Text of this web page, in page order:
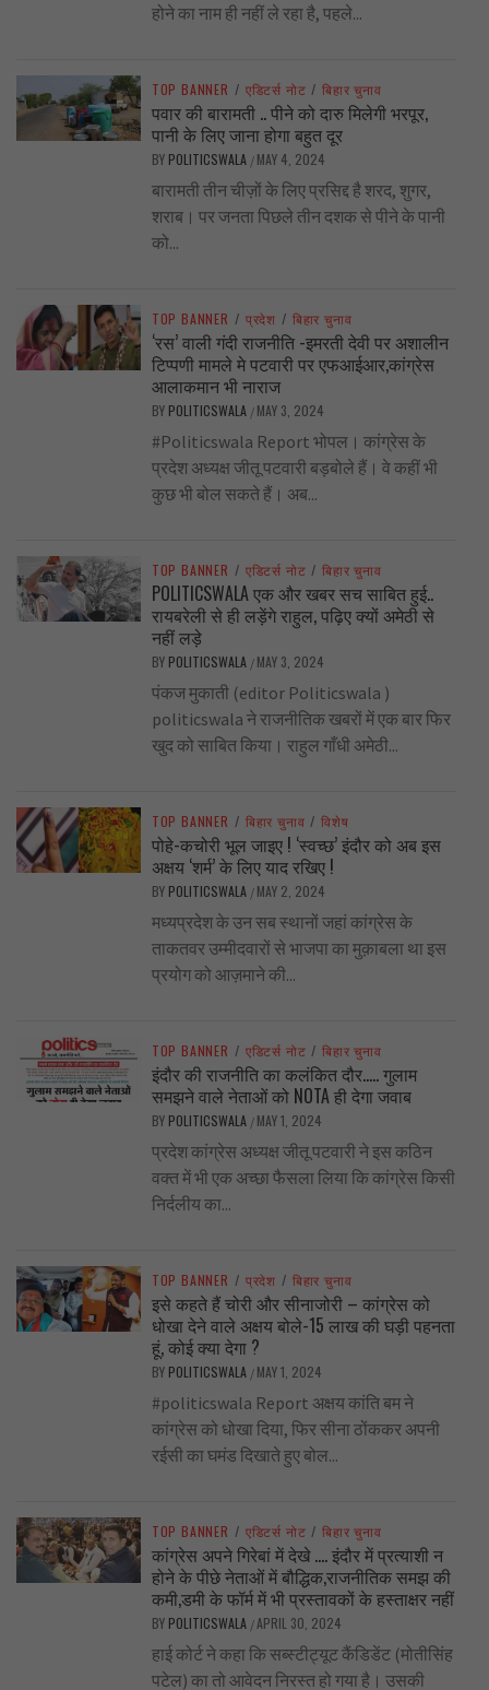
होने का नाम ही नहीं ले रहा है, पहले...
TOP BANNER / एडिटर्स नोट / बिहार चुनाव
पवार की बारामती .. पीने को दारु मिलेगी भरपूर,
पानी के लिए जाना होगा बहुत दूर
BY POLITICSWALA / MAY 4, 2024
बारामती तीन चीज़ों के लिए प्रसिद्द है शरद, शुगर,
शराब। पर जनता पिछले तीन दशक से पीने के पानी
को...
TOP BANNER / प्रदेश / बिहार चुनाव
‘रस’ वाली गंदी राजनीति -इमरती देवी पर अशालीन
टिप्पणी मामले मे पटवारी पर एफआईआर,कांग्रेस
आलाकमान भी नाराज
BY POLITICSWALA / MAY 3, 2024
#Politicswala Report भोपल। कांग्रेस के
प्रदेश अध्यक्ष जीतू पटवारी बड़बोले हैं। वे कहीं भी
कुछ भी बोल सकते हैं। अब...
TOP BANNER / एडिटर्स नोट / बिहार चुनाव
POLITICSWALA एक और खबर सच साबित हुई..
रायबरेली से ही लड़ेंगे राहुल, पढ़िए क्यों अमेठी से
नहीं लड़े
BY POLITICSWALA / MAY 3, 2024
पंकज मुकाती (editor Politicswala )
politicswala ने राजनीतिक खबरों में एक बार फिर
खुद को साबित किया। राहुल गाँधी अमेठी...
TOP BANNER / बिहार चुनाव / विशेष
पोहे-कचोरी भूल जाइए ! ‘स्वच्छ’ इंदौर को अब इस
अक्षय ‘शर्म’ के लिए याद रखिए !
BY POLITICSWALA / MAY 2, 2024
मध्यप्रदेश के उन सब स्थानों जहां कांग्रेस के
ताकतवर उम्मीदवारों से भाजपा का मुक़ाबला था इस
प्रयोग को आज़माने की...
TOP BANNER / एडिटर्स नोट / बिहार चुनाव
इंदौर की राजनीति का कलंकित दौर….. गुलाम
समझने वाले नेताओं को NOTA ही देगा जवाब
BY POLITICSWALA / MAY 1, 2024
प्रदेश कांग्रेस अध्यक्ष जीतू पटवारी ने इस कठिन
वक्त में भी एक अच्छा फैसला लिया कि कांग्रेस किसी
निर्दलीय का...
TOP BANNER / प्रदेश / बिहार चुनाव
इसे कहते हैं चोरी और सीनाजोरी – कांग्रेस को
धोखा देने वाले अक्षय बोले-15 लाख की घड़ी पहनता
हूं, कोई क्या देगा ?
BY POLITICSWALA / MAY 1, 2024
#politicswala Report अक्षय कांति बम ने
कांग्रेस को धोखा दिया, फिर सीना ठोंककर अपनी
रईसी का घमंड दिखाते हुए बोल...
TOP BANNER / एडिटर्स नोट / बिहार चुनाव
कांग्रेस अपने गिरेबां में देखे …. इंदौर में प्रत्याशी न
होने के पीछे नेताओं में बौद्धिक,राजनीतिक समझ की
कमी,डमी के फॉर्म में भी प्रस्तावकों के हस्ताक्षर नहीं
BY POLITICSWALA /APRIL 30, 2024
हाई कोर्ट ने कहा कि सब्स्टीट्यूट कैंडिडेंट (मोतीसिंह
पटेल) का तो आवेदन निरस्त हो गया है। उसकी